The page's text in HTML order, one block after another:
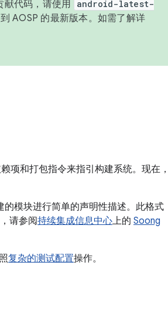
献代码，请使用
android-latest-
AOSP 的最新版本。如需了解详
项和打包指令来指引构建系统。现在，
的模块进行简单的声明性描述。此格式
请参阅持续集成信息中心上的 Soong
复杂的测试配置操作。